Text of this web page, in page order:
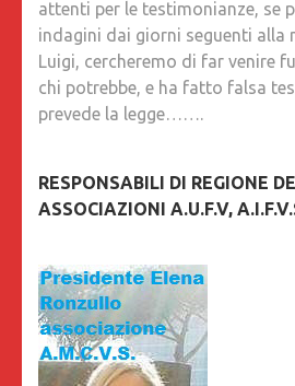
attenti per le testimonianze, se
indagini dai giorni seguenti alla
Luigi, cercheremo di far venire
chi potrebbe, e ha fatto falsa
prevede la legge…….
RESPONSABILI DI REGIONE
ASSOCIAZIONI A.U.F.V,